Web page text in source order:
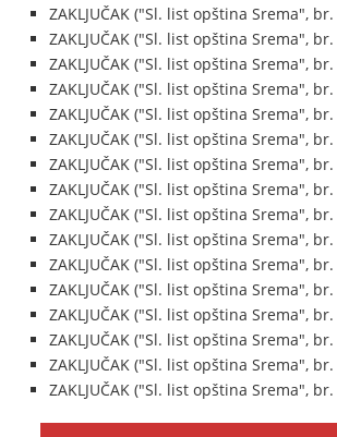
ZAKLJUČAK ("Sl. list opština Srema",
ZAKLJUČAK ("Sl. list opština Srema",
ZAKLJUČAK ("Sl. list opština Srema",
ZAKLJUČAK ("Sl. list opština Srema",
ZAKLJUČAK ("Sl. list opština Srema",
ZAKLJUČAK ("Sl. list opština Srema",
ZAKLJUČAK ("Sl. list opština Srema",
ZAKLJUČAK ("Sl. list opština Srema",
ZAKLJUČAK ("Sl. list opština Srema",
ZAKLJUČAK ("Sl. list opština Srema",
ZAKLJUČAK ("Sl. list opština Srema",
ZAKLJUČAK ("Sl. list opština Srema",
ZAKLJUČAK ("Sl. list opština Srema",
ZAKLJUČAK ("Sl. list opština Srema",
ZAKLJUČAK ("Sl. list opština Srema",
ZAKLJUČAK ("Sl. list opština Srema",